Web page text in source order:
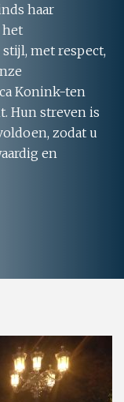
haar
het
met respect,
Konink-ten
Hun streven is
zodat u
en